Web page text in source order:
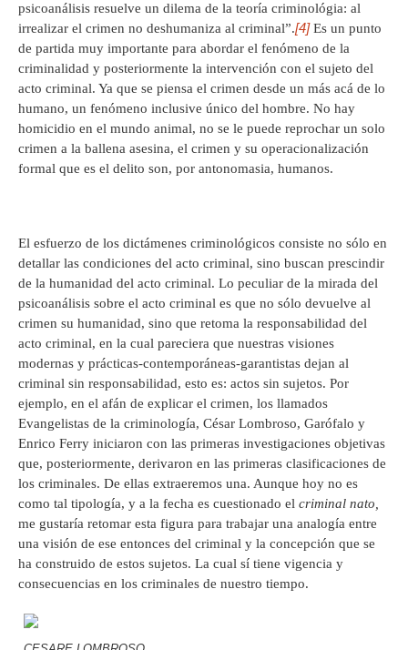
psicoanálisis resuelve un dilema de la teoría criminológia: al
irrealizar el crimen no deshumaniza al criminal”.[4]Es un punto
de partida muy importante para abordar el fenómeno de la
criminalidad y posteriormente la intervención con el sujeto del
acto criminal. Ya que se piensa el crimen desde un más acá de lo
humano, un fenómeno inclusive único del hombre. No hay
homicidio en el mundo animal, no se le puede reprochar un solo
crimen a la ballena asesina, el crimen y su operacionalización
formal que es el delito son, por antonomasia, humanos.
El esfuerzo de los dictámenes criminológicos consiste no sólo en
detallar las condiciones del acto criminal, sino buscan prescindir
de la humanidad del acto criminal. Lo peculiar de la mirada del
psicoanálisis sobre el acto criminal es que no sólo devuelve al
crimen su humanidad, sino que retoma la responsabilidad del
acto criminal, en la cual pareciera que nuestras visiones
modernas y prácticas-contemporáneas-garantistas dejan al
criminal sin responsabilidad, esto es: actos sin sujetos. Por
ejemplo, en el afán de explicar el crimen, los llamados
Evangelistas de la criminología, César Lombroso, Garófalo y
Enrico Ferry iniciaron con las primeras investigaciones objetivas
que, posteriormente, derivaron en las primeras clasificaciones de
los criminales. De ellas extraeremos una. Aunque hoy no es
como tal tipología, y a la fecha es cuestionado el criminal nato,
me gustaría retomar esta figura para trabajar una analogía entre
una visión de ese entonces del criminal y la concepción que se
ha construido de estos sujetos. La cual sí tiene vigencia y
consecuencias en los criminales de nuestro tiempo.